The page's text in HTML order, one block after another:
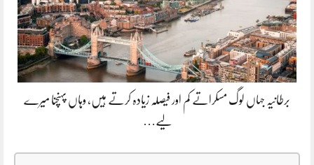
برطانیہ جہاں لوگ مسکراتے کم اور فیصلہ زیادہ کرتے ہیں، وہاں پہنچنا میرے
لیے…